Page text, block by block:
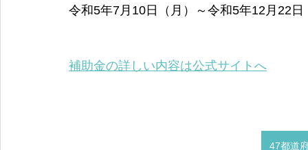
令和5年7月10日（月）～令和5年12月22日
補助金の詳しい内容は公式サイトへ
47都道